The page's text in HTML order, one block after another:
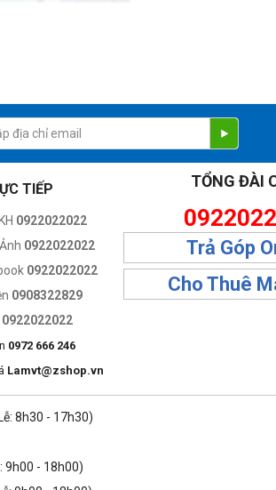
TIẾP
0922022022
0922022022
0922022022
0908322829
0922022022
0972 666 246
Lamvt@zshop.vn
TỔNG ĐÀI
Trả Góp
Cho Thuê
8h30 - 17h30)
9h00 - 18h00)